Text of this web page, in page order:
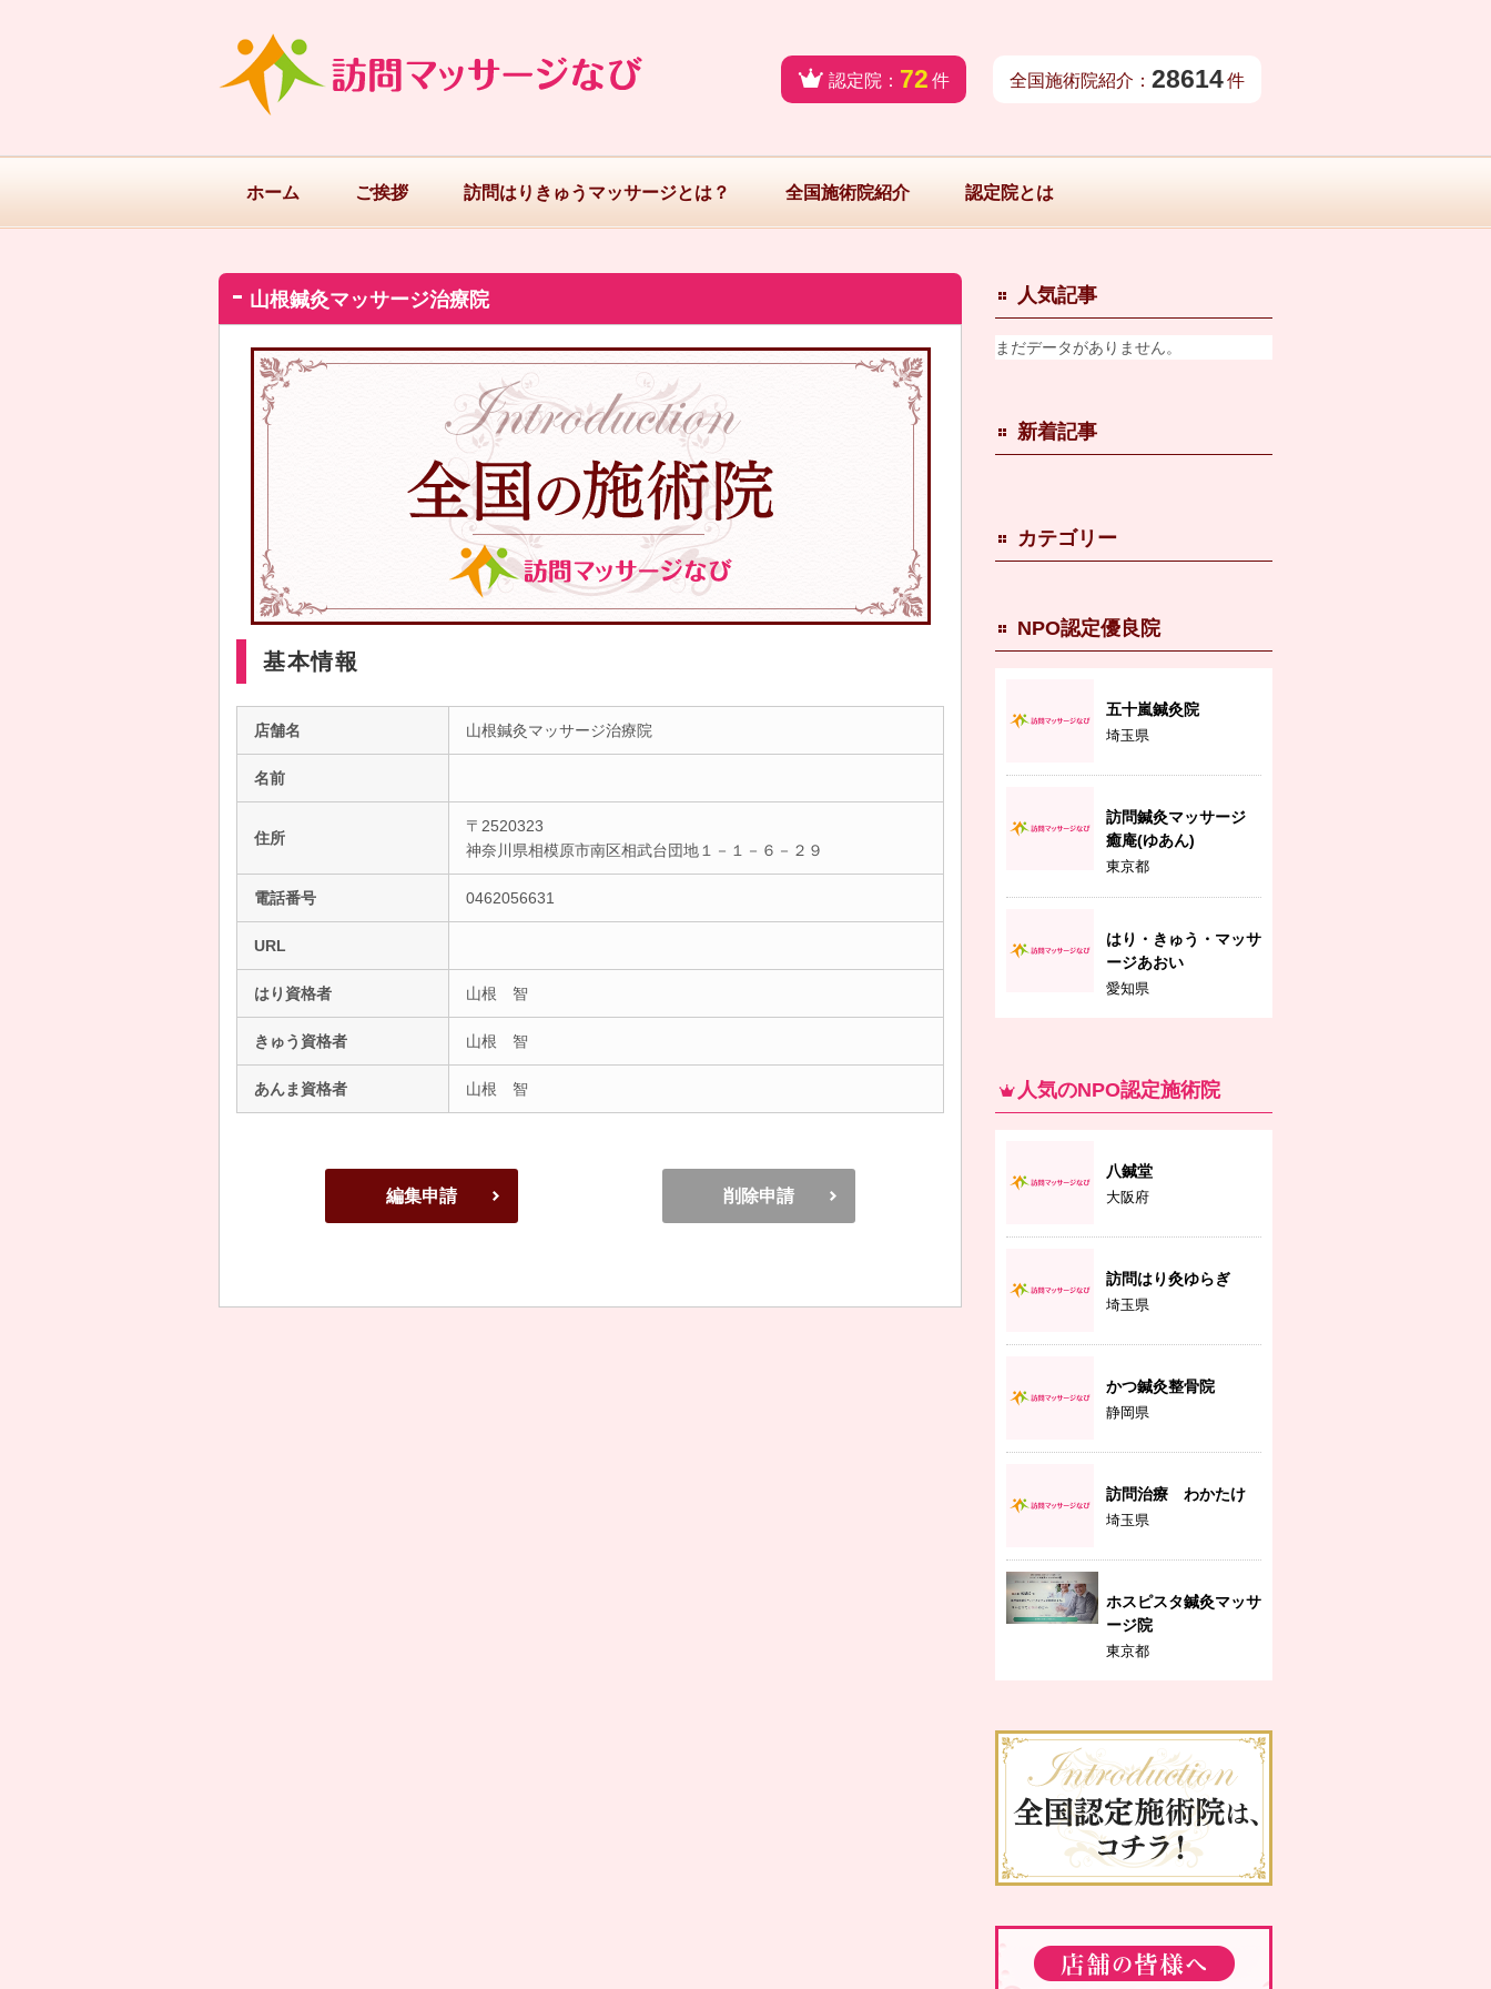
認定院： 72 件 全国施術院紹介： 28614件
ホーム ご挨拶 訪問はりきゅうマッサージとは？ 全国施術院紹介 認定院とは
山根鍼灸マッサージ治療院
基本情報
店舗名 山根鍼灸マッサージ治療院
名前
住所
〒2520323
神奈川県相模原市南区相武台団地１－１－６－２９
電話番号 0462056631
URL
はり資格者 山根 智
きゅう資格者 山根 智
あんま資格者 山根 智
編集申請 削除申請
人気記事
まだデータがありません。
新着記事
カテゴリー
NPO認定優良院
五十嵐鍼灸院
埼玉県
訪問鍼灸マッサージ
癒庵(ゆあん)
東京都
はり・きゅう・マッサ
ージあおい
愛知県
人気のNPO認定施術院
八鍼堂
大阪府
訪問はり灸ゆらぎ
埼玉県
かつ鍼灸整骨院
静岡県
訪問治療 わかたけ
埼玉県
ホスピスタ鍼灸マッサ
ージ院
東京都